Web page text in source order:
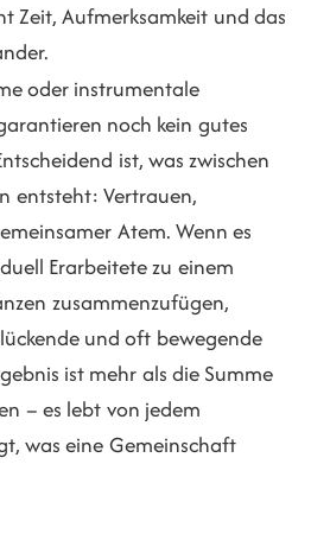
Zeit, Aufmerksamkeit und das
oder instrumentale
noch kein gutes
ist, was zwischen
entsteht: Vertrauen,
Atem. Wenn es
Erarbeitete zu einem
zusammenzufügen,
und oft bewegende
ist mehr als die Summe
– es lebt von jedem
was eine Gemeinschaft